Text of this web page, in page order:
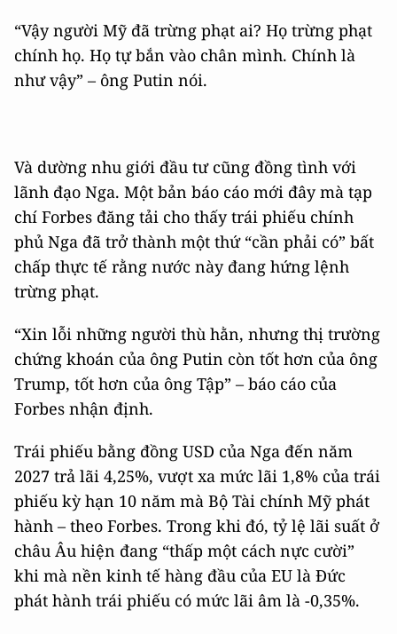
“Vậy người Mỹ đã trừng phạt ai? Họ trừng phạt
chính họ. Họ tự bắn vào chân mình. Chính là
như vậy” – ông Putin nói.
Và dường nhu giới đầu tư cũng đồng tình với
lãnh đạo Nga. Một bản báo cáo mới đây mà tạp
chí Forbes đăng tải cho thấy trái phiếu chính
phủ Nga đã trở thành một thứ “cần phải có” bất
chấp thực tế rằng nước này đang hứng lệnh
trừng phạt.
“Xin lỗi những người thù hằn, nhưng thị trường
chứng khoán của ông Putin còn tốt hơn của ông
Trump, tốt hơn của ông Tập” – báo cáo của
Forbes nhận định.
Trái phiếu bằng đồng USD của Nga đến năm
2027 trả lãi 4,25%, vượt xa mức lãi 1,8% của trái
phiếu kỳ hạn 10 năm mà Bộ Tài chính Mỹ phát
hành – theo Forbes. Trong khi đó, tỷ lệ lãi suất ở
châu Âu hiện đang “thấp một cách nực cười”
khi mà nền kinh tế hàng đầu của EU là Đức
phát hành trái phiếu có mức lãi âm là -0,35%.